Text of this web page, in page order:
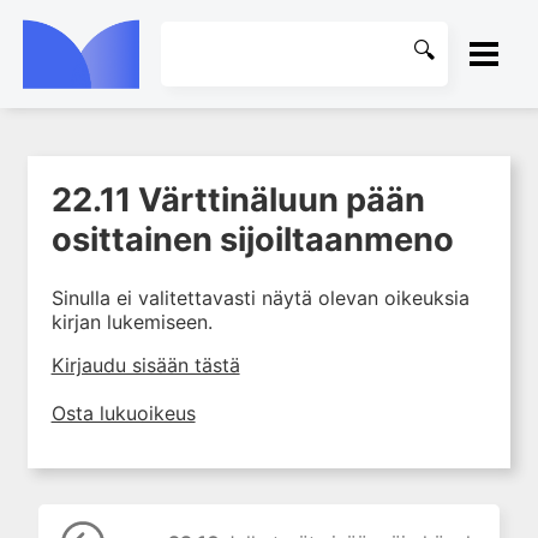
KIRJASTO
1. Tuki- ja liikuntaelimistön
rakenne ja toiminta
2. Tuki- ja liikuntaelimistön
biomekaniikkaa
3. Ortopedisen potilaan
4. Ortopedisen potilaan
kuvantaminen
6. Luuston sairaudet
22.11 Värttinäluun pään
osittainen sijoiltaanmeno
Sinulla ei valitettavasti näytä olevan oikeuksia
kirjan lukemiseen.
Kirjaudu sisään tästä
Osta lukuoikeus